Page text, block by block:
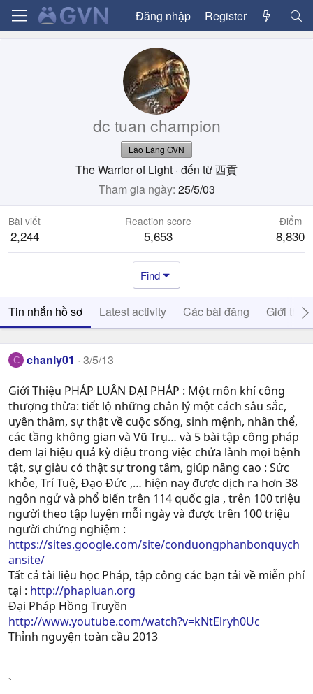
Đăng nhập Register
dc tuan champion
Lão Làng GVN
The Warrior of Light · đến từ西貢
Tham gia ngày 25/5/03
Bài viết
2,244
Reaction score
5,653
Điểm
8,830
Find
Tin nhắn hồ sơ Latest activity Các bài đăng Giới thiệu
C chanly01 3/5/13
Giới Thiệu PHÁP LUÂN ĐẠI PHÁP : Một môn khí công
thượng thừa: tiết lộ những chân lý một cách sâu sắc,
uyên thâm, sự thật về cuộc sống, sinh mệnh, nhân thể,
các tầng không gian và Vũ Trụ… và 5 bài tập công pháp
đem lại hiệu quả kỳ diệu trong việc chửa lành mọi bệnh
tật, sự giàu có thật sự trong tâm, giúp nâng cao : Sức
khỏe, Trí Tuệ, Ðạo Ðức ,… hiện nay được dịch ra hơn 38
ngôn ngử và phổ biến trên 114 quốc gia , trên 100 triệu
người theo tập luyện mỗi ngày và được trên 100 triệu
người chứng nghiệm :
https://sites.google.com/site/conduongphanbonquych
ansite/
Tất cả tài liệu học Pháp, tập công các bạn tải về miễn phí
tại : http://phapluan.org
Đại Pháp Hồng Truyền
http://www.youtube.com/watch?v=kNtElryh0Uc
Thỉnh nguyện toàn cầu 2013
`